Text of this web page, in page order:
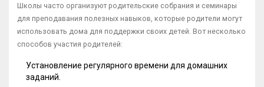
Школы часто организуют родительские собрания и семинары
для преподавания полезных навыков, которые родители могут
использовать дома для поддержки своих детей. Вот несколько
способов участия родителей:
Установление регулярного времени для домашних
заданий.